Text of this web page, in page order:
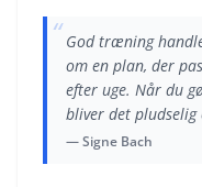
“ God træning
om en plan, der
efter uge. Når du
bliver det pludselig
— Signe Bach